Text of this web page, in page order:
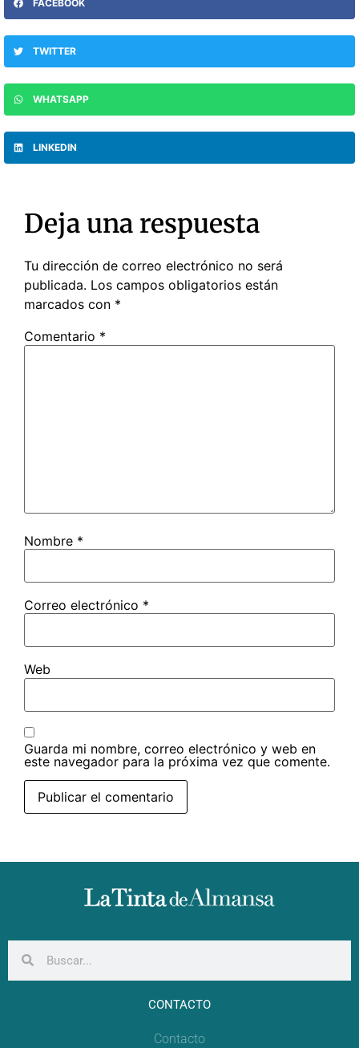
FACEBOOK
TWITTER
WHATSAPP
LINKEDIN
Deja una respuesta
Tu dirección de correo electrónico no será
publicada. Los campos obligatorios están
marcados con *
Comentario *
Nombre *
Correo electrónico *
Web
Guarda mi nombre, correo electrónico y web en
este navegador para la próxima vez que comente.
CONTACTO
Contacto